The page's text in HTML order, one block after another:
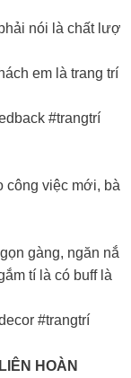
nói là chất lượ
em là trang trí
#trangtrí
công việc mới, bà
gàng, ngăn nắ
tí là có buff là
#trangtrí
HOÀN